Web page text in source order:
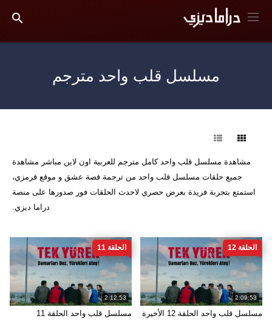
مسلسل قلب واحد مترجم
مشاهدة مسلسل قلب واحد كامل مترجم للعربية اون لاين مباشر مشاهدة
جميع حلقات مسلسل قلب واحد من ترجمة قصة عشق و موقع قرمزي،
استمتع بتجربة فريدة بعرض حصري لاحدث الحلقات فور صدورها على منصة
دراما ديزي.
2:09:53
الحلقة 12
مسلسل قلب واحد الحلقة 12 الأخيرة
2:12:53
الحلقة 11
مسلسل قلب واحد الحلقة 11